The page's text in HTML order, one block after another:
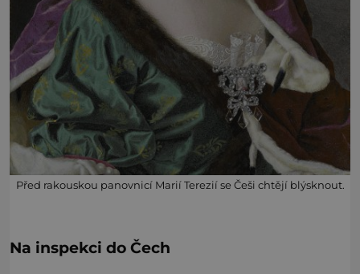
Před rakouskou panovnicí Marií Terezií se Češi chtějí blýsknout.
Na inspekci do Čech